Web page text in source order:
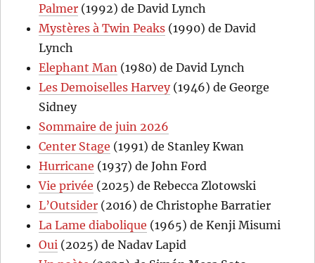
Palmer (1992) de David Lynch
Mystères à Twin Peaks (1990) de David
Lynch
Elephant Man (1980) de David Lynch
Les Demoiselles Harvey(1946) de George
Sidney
Sommaire de juin 2026
Center Stage (1991) de Stanley Kwan
Hurricane (1937) de John Ford
Vie privée (2025) de Rebecca Zlotowski
L’Outsider (2016) de Christophe Barratier
La Lame diabolique (1965) de Kenji Misumi
Oui (2025) de Nadav Lapid